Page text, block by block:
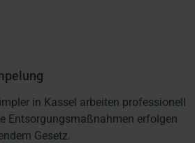
in Kassel arbeiten professionell
Entsorgungsmaßnahmen erfolgen
Gesetz.